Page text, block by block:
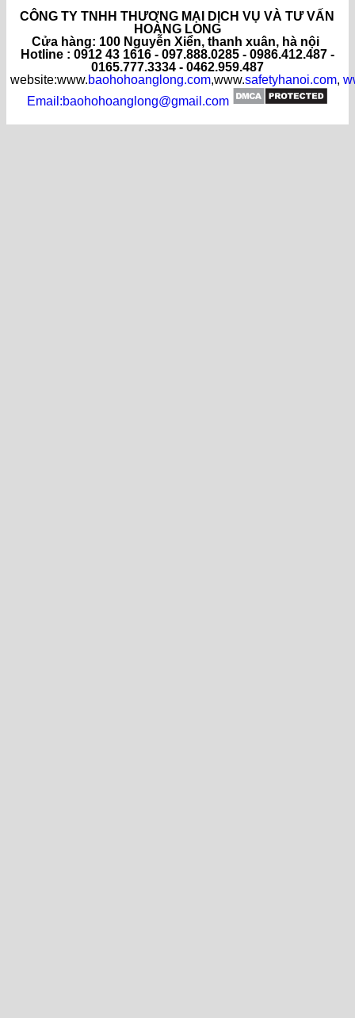
CÔNG TY TNHH THƯƠNG MẠI DỊCH VỤ VÀ TƯ VẤN
HOÀNG LONG
Cửa hàng: 100 Nguyễn Xiển, thanh xuân, hà nội
Hotline : 0912 43 1616 - 097.888.0285 - 0986.412.487 -
0165.777.3334 - 0462.959.487
website:www.baohohoanglong.com,www.safetyhanoi.com,
Email:baohohoanglong@gmail.com